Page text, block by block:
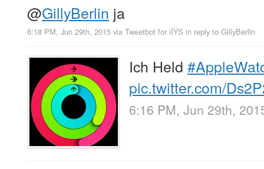
@GillyBerlin ja
6:18 PM, Jun 29th, 2015 via Tweetbot for iÎŸS in reply to GillyBerlin
Ich Held
pic.twitter.com/
6:16 PM, Jun 29th,